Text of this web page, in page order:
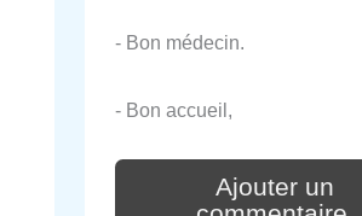
- Bon médecin.
- Bon accueil,
Ajouter un